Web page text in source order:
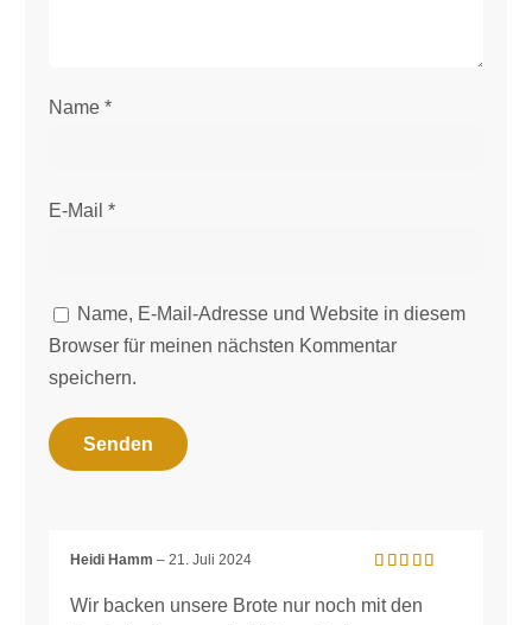
5von 5
Heidi Hamm– 21. Juli 2024
Wir backen unsere Brote nur noch mit den
Name *
E-Mail *
Name, E-Mail-Adresse und Website in diesem
Browser für meinen nächsten Kommentar
speichern.